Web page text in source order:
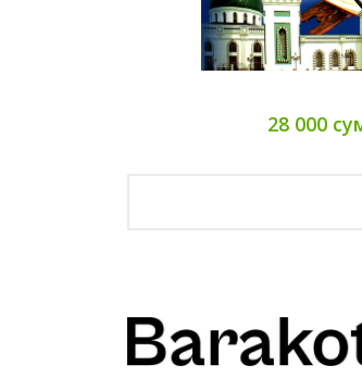
28 000